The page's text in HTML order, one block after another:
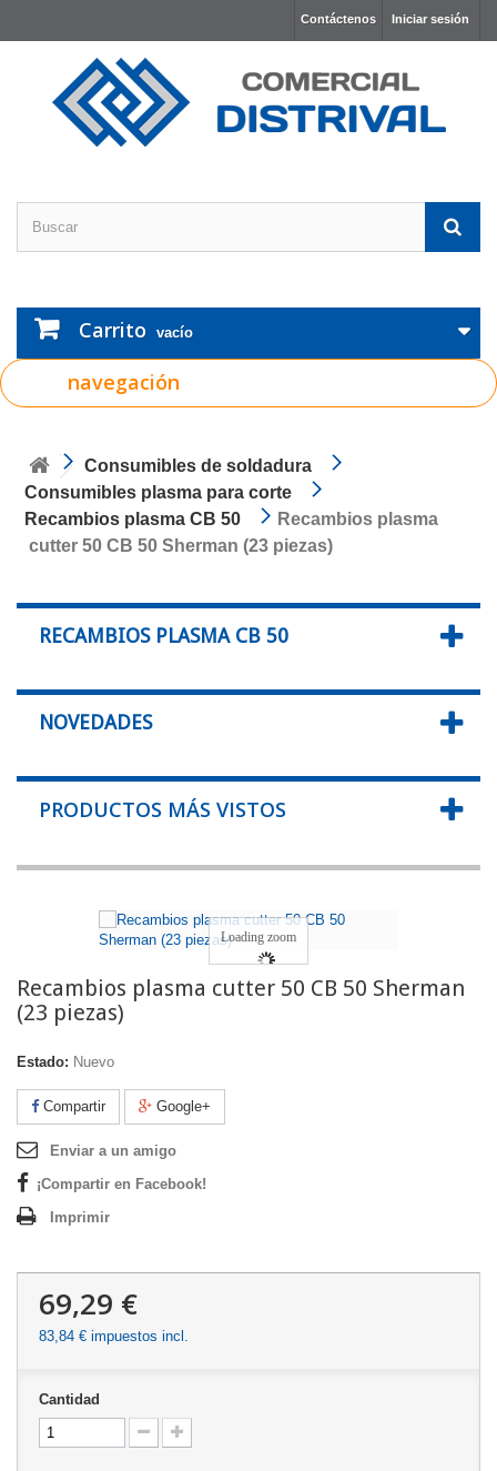
Iniciar sesión
Contáctenos
Carrito vacío
navegación
Consumibles de soldadura
Consumibles plasma para corte
Recambios plasma CB 50
Recambios plasma
cutter 50 CB 50 Sherman (23 piezas)
RECAMBIOS PLASMA CB 50
NOVEDADES
PRODUCTOS MÁS VISTOS
Loading zoom
Recambios plasma cutter 50 CB 50 Sherman
(23 piezas)
Estado: Nuevo
Compartir Google+
Enviar a un amigo
¡Compartir en Facebook!
Imprimir
69,29 €
83,84 € impuestos incl.
Cantidad